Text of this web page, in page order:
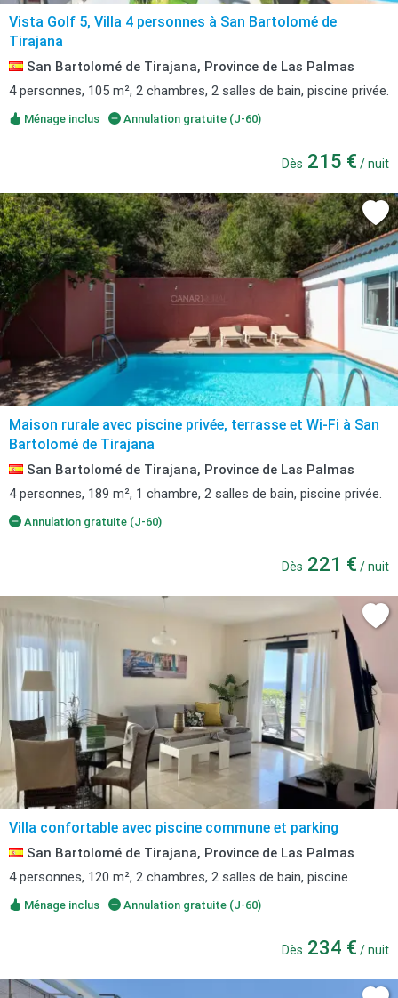
Vista Golf 5, Villa 4 personnes à San Bartolomé de
Tirajana
San Bartolomé de Tirajana, Province de Las Palmas
4 personnes, 105 m², 2 chambres, 2 salles de bain, piscine privée.
Ménage inclus Annulation gratuite (J-60)
Dès 215 € / nuit
Maison rurale avec piscine privée, terrasse et Wi-Fi à San
Bartolomé de Tirajana
San Bartolomé de Tirajana, Province de Las Palmas
4 personnes, 189 m², 1 chambre, 2 salles de bain, piscine privée.
Annulation gratuite (J-60)
Dès 221 € / nuit
Villa confortable avec piscine commune et parking
San Bartolomé de Tirajana, Province de Las Palmas
4 personnes, 120 m², 2 chambres, 2 salles de bain, piscine.
Ménage inclus Annulation gratuite (J-60)
Dès 234 € / nuit